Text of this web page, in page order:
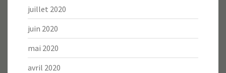
juillet 2020
juin 2020
mai 2020
avril 2020